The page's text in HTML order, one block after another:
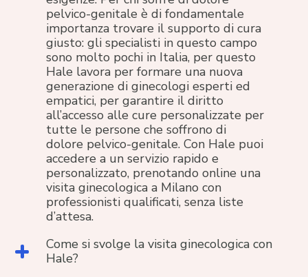
pelvico-genitale è di fondamentale
importanza trovare il supporto di cura
giusto: gli specialisti in questo campo
sono molto pochi in Italia, per questo
Hale lavora per formare una nuova
generazione di ginecologi esperti ed
empatici, per garantire il diritto
all’accesso alle cure personalizzate per
tutte le persone che soffrono di
dolore pelvico-genitale. Con Hale puoi
accedere a un servizio rapido e
personalizzato, prenotando online una
visita ginecologica a Milano con
professionisti qualificati, senza liste
d’attesa.
Come si svolge la visita ginecologica con
Hale?